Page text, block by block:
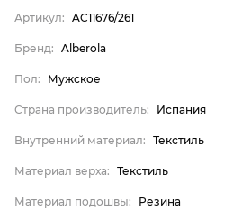
Страна производитель
Внутренний материал
Материал верха
Материал подошвы
Материал стельки
Артикул: AC11676/261
Бренд: Alberola
Пол: Мужское
Страна производитель: Испания
Внутренний материал: Текстиль
Материал верха: Текстиль
Материал подошвы: Резина